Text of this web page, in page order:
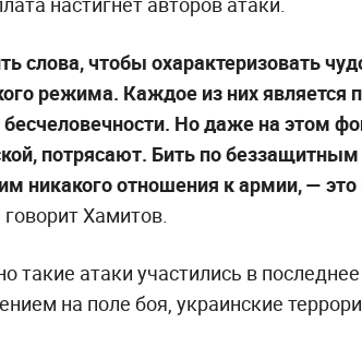
слова, чтобы охарактеризовать
режима. Каждое из них является
Но даже на этом
потрясают. Бить по
никакого отношения к армии, —
говорит Хамитов.
такие атаки участились в
на поле боя, украинские